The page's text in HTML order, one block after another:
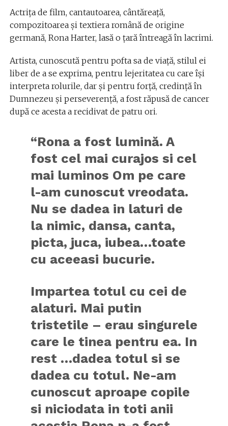
Actrița de film, cantautoarea, cântăreață,
compozitoarea și textiera română de origine
germană, Rona Harter, lasă o țară întreagă în lacrimi.
Artista, cunoscută pentru pofta sa de viață, stilul ei
liber de a se exprima, pentru lejeritatea cu care își
interpreta rolurile, dar și pentru forță, credință în
Dumnezeu și perseverență, a fost răpusă de cancer
după ce acesta a recidivat de patru ori.
“Rona a fost lumină. A
fost cel mai curajos si cel
mai luminos Om pe care
l-am cunoscut vreodata.
Nu se dadea in laturi de
la nimic, dansa, canta,
picta, juca, iubea…toate
cu aceeasi bucurie.
Impartea totul cu cei de
alaturi. Mai putin
tristetile – erau singurele
care le tinea pentru ea. In
rest …dadea totul si se
dadea cu totul. Ne-am
cunoscut aproape copile
si niciodata in toti anii